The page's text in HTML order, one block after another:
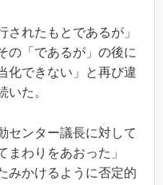
されたもとであるが」
の「であるが」の後に
化できない」と再び違
いた。
センター議長に対して
まわりをあおった」
みかけるように否定的